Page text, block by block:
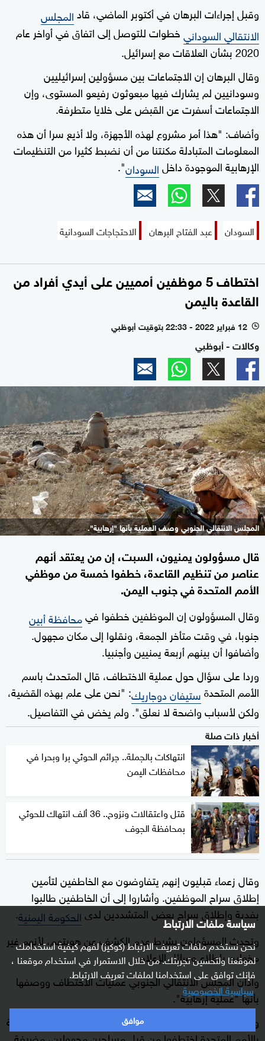
سياسة ملفات الارتباط
نحن نستخدم ملفات تعريف الارتباط (كوكيز) لفهم كيفية استخدامك
لموقعنا ولتحسين تجربتك. من خلال الاستمرار في استخدام موقعنا ،
فإنك توافق على استخدامنا لملفات تعريف الارتباط.
سياسية الخصوصية
موافق
وقبل إجراءات البرهان في أكتوبر الماضي، قادالمجلس
الانتقالي السودانيخطوات للتوصل إلى اتفاق في أواخر عام
2020 بشأن العلاقات مع إسرائيل.
وقال البرهان إن الاجتماعات بين مسؤولين إسرائيليين
وسودانيين لم يشارك فيها مبعوثون رفيعو المستوى، وإن
الاجتماعات أسفرت عن القبض على خلايا متطرفة.
وأضاف: "هذا أمر مشروع لهذه الأجهزة، ولا أذيع سرا أن هذه
المعلومات المتبادلة مكنتنا من أن نضبط كثيرا من التنظيمات
الإرهابية الموجودة داخلالسودان".
السودان عبد الفتاح البرهان الاحتجاجات السودانية
اختطاف 5 موظفين أمميين على أيدي أفراد من
القاعدة باليمن
l 12 فبراير 2022 - 22:33 بتوقيت أبوظبي
وكالات - أبوظبي
المجلس الانتقالي الجنوبي وصف العملية بأنها "إرهابية".
قال مسؤولون يمنيون، السبت، إن من يعتقد أنهم
عناصر من تنظيم القاعدة، خطفوا خمسة من موظفي
الأمم المتحدة في جنوب اليمن.
وقال المسؤولون إن الموظفين خطفوا فيمحافظة أبين
جنوبا، في وقت متأخر الجمعة، ونقلوا إلى مكان مجهول.
وأضافوا أن بينهم أربعة يمنيين وأجنبيا.
وردا على سؤال حول عملية الاختطاف، قال المتحدث باسم
الأمم المتحدةستيفان دوجاريك: "نحن على علم بهذه القضية،
ولكن لأسباب واضحة لا نعلق". ولم يخض في التفاصيل.
أخبار ذات صلة
انتهاكات بالجملة.. جرائم الحوثي برا وبحرا في
محافظات اليمن
قتل واعتقالات ونزوح.. 36 ألف انتهاك للحوثي
بمحافظة الجوف
وقال زعماء قبليون إنهم يتفاوضون مع الخاطفين لتأمين
إطلاق سراح الموظفين. وأشاروا إلى أن الخاطفين طالبوا
بفدية وإطلاق سراح بعض المتشددين لدىالحكومة اليمنية.
وتحدث المسؤولون بشرط عدم الكشف عن هويتهم، لأنهم غير
مخولين بإطلاع وسائل الإعلام.
وأدان المجلس الانتقالي الجنوبي عمليات الاختطاف ووصفها
بأنها "عملية إرهابية".
وأكدت الحكومة اليمنية أن الموظفين في إدارة الأمن والسلامة
بالأمم المتحدة اختطفوا من قبل مسلحين مجهولين، مضيفة